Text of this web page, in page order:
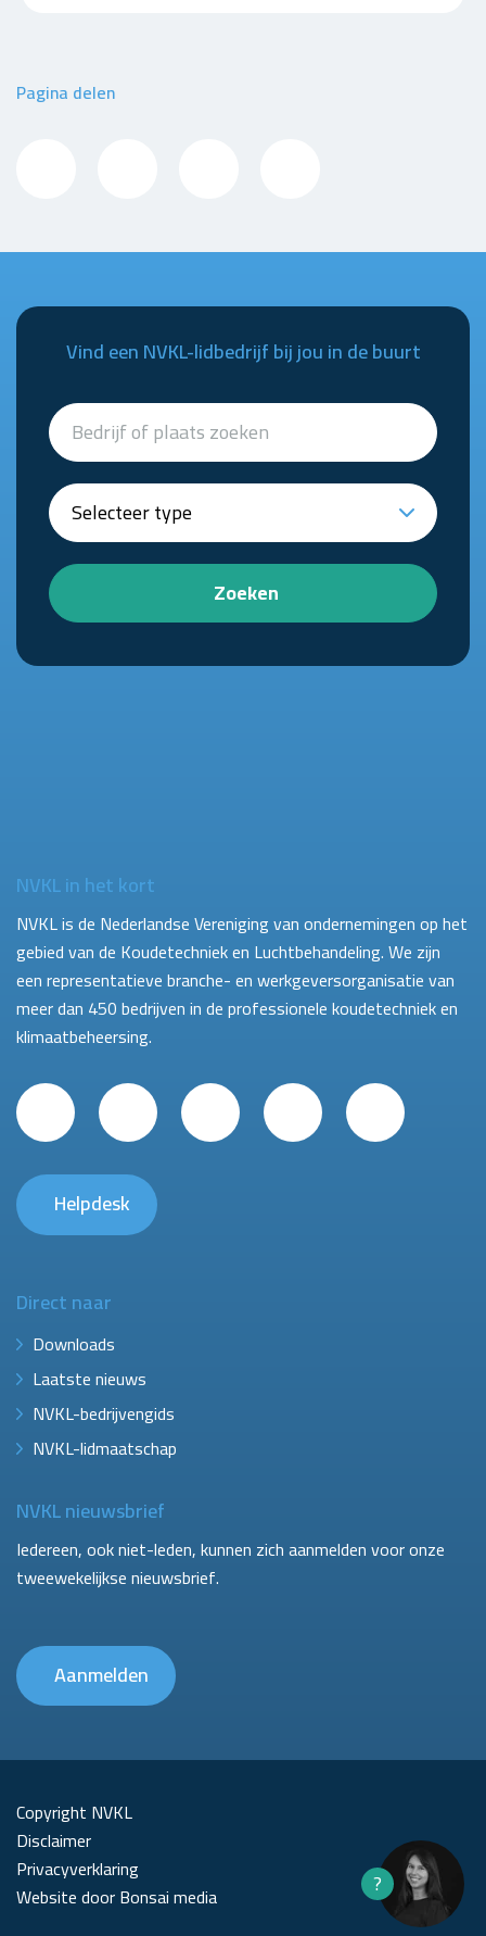
Pagina delen
Vind een NVKL-lidbedrijf bij jou in de buurt
Zoeken
NVKL in het kort
NVKL is de Nederlandse Vereniging van ondernemingen op het
gebied van de Koudetechniek en Luchtbehandeling. We zijn
een representatieve branche- en werkgeversorganisatie van
meer dan 450 bedrijven in de professionele koudetechniek en
klimaatbeheersing.
Helpdesk
Direct naar
Downloads
Laatste nieuws
NVKL-bedrijvengids
NVKL-lidmaatschap
NVKL nieuwsbrief
Iedereen, ook niet-leden, kunnen zich aanmelden voor onze
tweewekelijkse nieuwsbrief.
Aanmelden
Copyright NVKL
Disclaimer
Privacyverklaring
Website door Bonsai media
?